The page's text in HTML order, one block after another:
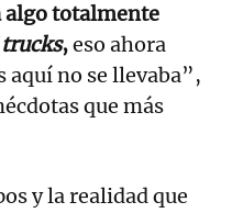
algo totalmente
,eso ahora
aquí no se llevaba”,
que más
y la realidad que